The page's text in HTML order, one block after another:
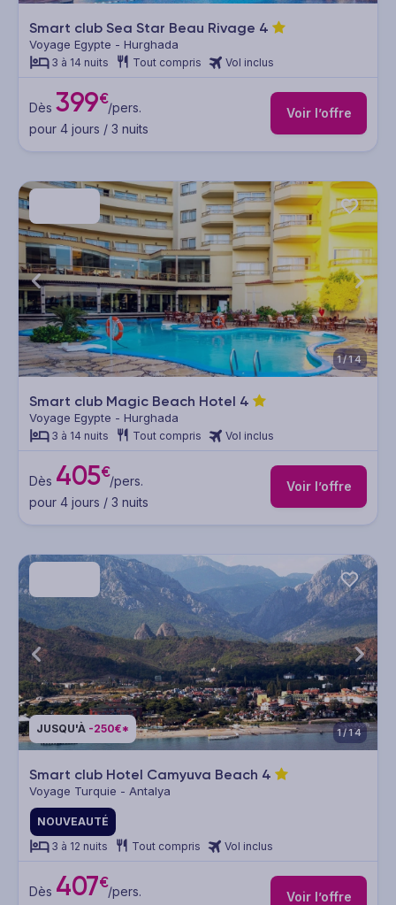
Smart club Sea Star Beau Rivage 4
Voyage Egypte - Hurghada
3 à 14 nuits Tout compris Vol inclus
Dès 399€/pers.
pour 4 jours / 3 nuits
Voir l’offre
1/14
Smart club Magic Beach Hotel 4
Voyage Egypte - Hurghada
3 à 14 nuits Tout compris Vol inclus
Dès 405€/pers.
pour 4 jours / 3 nuits
Voir l’offre
JUSQU'À -250€* 1/14
Smart club Hotel Camyuva Beach 4
Voyage Turquie - Antalya
NOUVEAUTÉ
3 à 12 nuits
Tout compris Vol inclus
Dès 407€/pers.
Voir l’offre